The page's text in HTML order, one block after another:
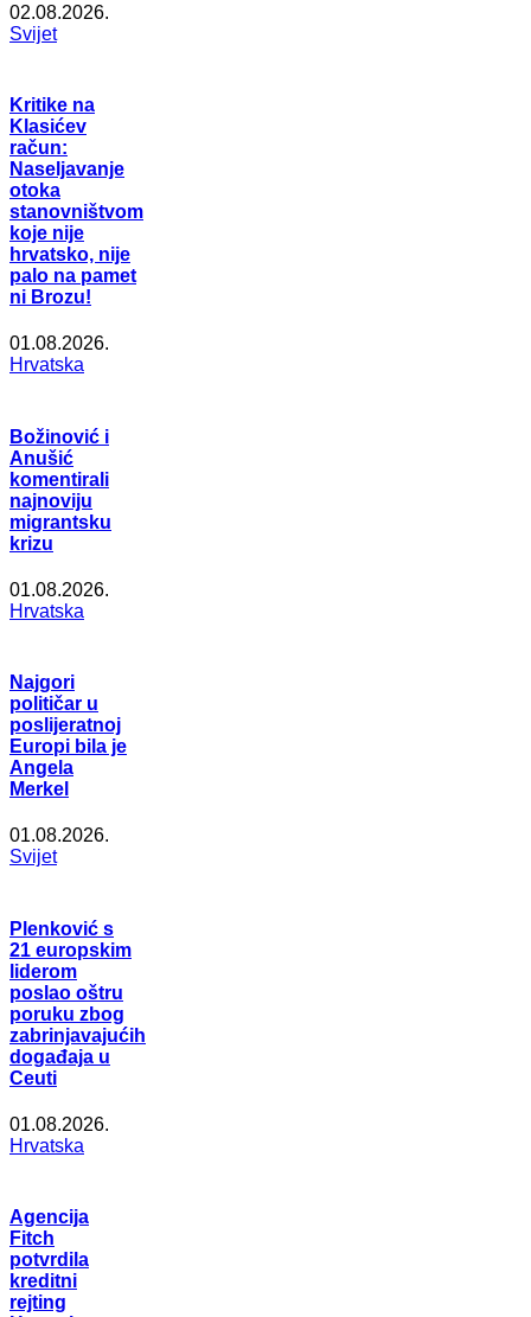
02.08.2026.
Svijet
Kritike na
Klasićev
račun:
Naseljavanje
otoka
stanovništvom
koje nije
hrvatsko, nije
palo na pamet
ni Brozu!
01.08.2026.
Hrvatska
Božinović i
Anušić
komentirali
najnoviju
migrantsku
krizu
01.08.2026.
Hrvatska
Najgori
političar u
poslijeratnoj
Europi bila je
Angela
Merkel
01.08.2026.
Svijet
Plenković s
21 europskim
liderom
poslao oštru
poruku zbog
zabrinjavajućih
događaja u
Ceuti
01.08.2026.
Hrvatska
Agencija
Fitch
potvrdila
kreditni
rejting